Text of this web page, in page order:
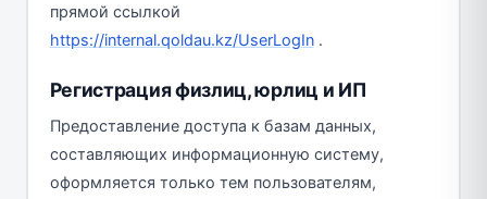
прямой ссылкой
https://internal.qoldau.kz/UserLogIn.
Регистрация физлиц, юрлиц и ИП
Предоставление доступа к базам данных,
составляющих информационную систему,
оформляется только тем пользователям,